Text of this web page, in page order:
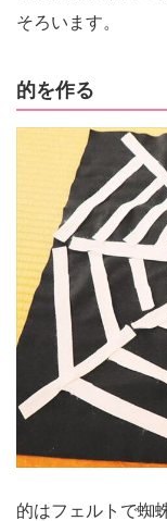
そろいます。
的を作る
的はフェルトで蜘